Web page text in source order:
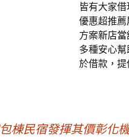
皆有大家
優惠超推薦
方案新店當
多種安心
於借款，
棟民宿發揮其價彰化